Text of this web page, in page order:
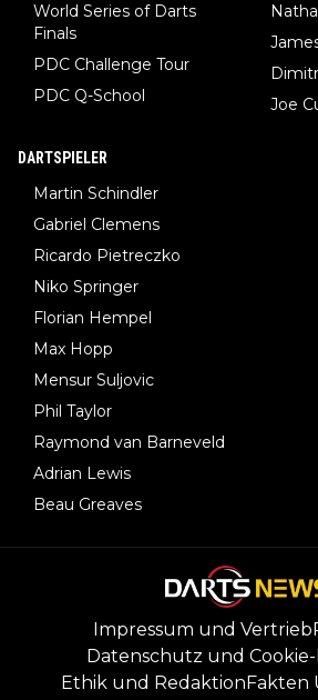
World Series of Darts
Finals
PDC Challenge Tour
PDC Q-School
Joe
DARTSPIELER
Martin Schindler
Gabriel Clemens
Ricardo Pietreczko
Niko Springer
Florian Hempel
Max Hopp
Mensur Suljovic
Phil Taylor
Raymond van Barneveld
Adrian Lewis
Beau Greaves
Impressum und Vertrieb
Datenschutz und
Ethik und RedaktionFakten